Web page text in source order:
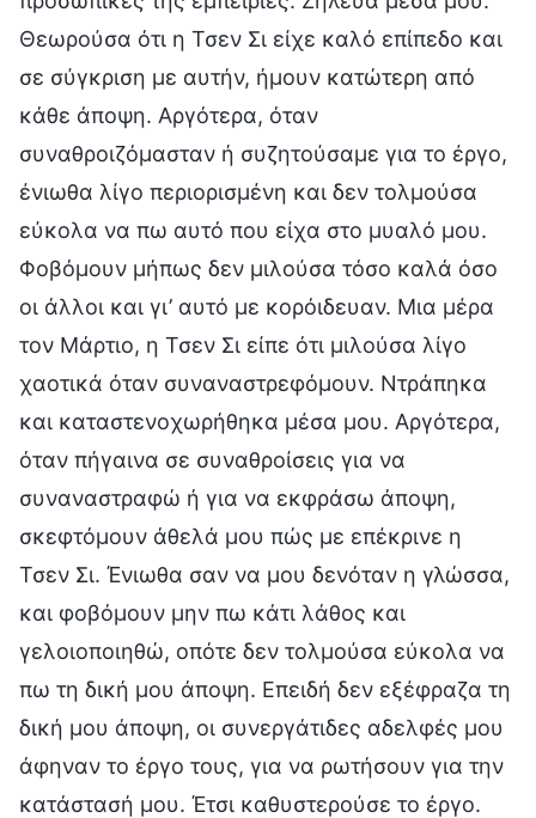
Θεωρούσα ότι η Τσεν Σι είχε καλό επίπεδο και
σε σύγκριση με αυτήν, ήμουν κατώτερη από
κάθε άποψη. Αργότερα, όταν
συναθροιζόμασταν ή συζητούσαμε για το έργο,
ένιωθα λίγο περιορισμένη και δεν τολμούσα
εύκολα να πω αυτό που είχα στο μυαλό μου.
Φοβόμουν μήπως δεν μιλούσα τόσο καλά όσο
οι άλλοι και γι’ αυτό με κορόιδευαν. Μια μέρα
τον Μάρτιο, η Τσεν Σι είπε ότι μιλούσα λίγο
χαοτικά όταν συναναστρεφόμουν. Ντράπηκα
και καταστενοχωρήθηκα μέσα μου. Αργότερα,
όταν πήγαινα σε συναθροίσεις για να
συναναστραφώ ή για να εκφράσω άποψη,
σκεφτόμουν άθελά μου πώς με επέκρινε η
Τσεν Σι. Ένιωθα σαν να μου δενόταν η γλώσσα,
και φοβόμουν μην πω κάτι λάθος και
γελοιοποιηθώ, οπότε δεν τολμούσα εύκολα να
πω τη δική μου άποψη. Επειδή δεν εξέφραζα τη
δική μου άποψη, οι συνεργάτιδες αδελφές μου
άφηναν το έργο τους, για να ρωτήσουν για την
κατάστασή μου. Έτσι καθυστερούσε το έργο.